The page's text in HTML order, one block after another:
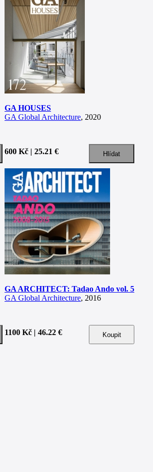
GA HOUSES
GA Global Architecture, 2020
600 Kč | 25.21 €
GA ARCHITECT: Tadao Ando vol. 5
GA Global Architecture, 2016
1100 Kč | 46.22 €